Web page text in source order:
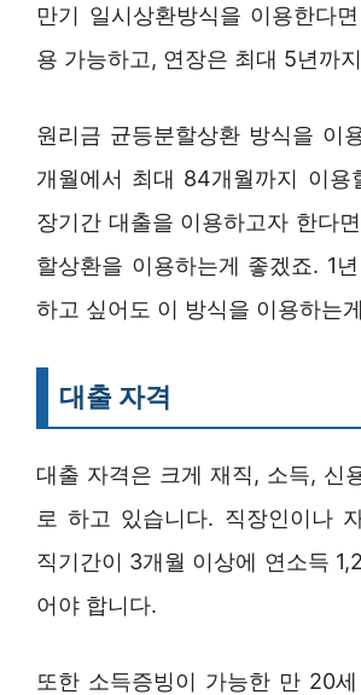
만기 일시상환방식을 이용한다
용 가능하고, 연장은 최대 5년까
원리금 균등분할상환 방식을 이
개월에서 최대 84개월까지 이용
장기간 대출을 이용하고자 한다
할상환을 이용하는게 좋겠죠. 1
하고 싶어도 이 방식을 이용하는
대출 자격
대출 자격은 크게 재직, 소득, 신
로 하고 있습니다. 직장인이나
직기간이 3개월 이상에 연소득
어야 합니다.
또한 소득증빙이 가능한 만 20